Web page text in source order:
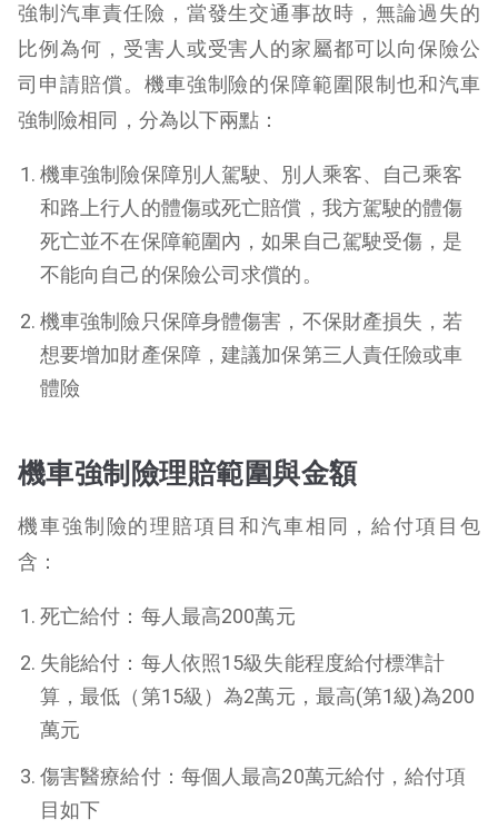
強制汽車責任險，當發生交通事故時，無論過失的
比例為何，受害人或受害人的家屬都可以向保險公
司申請賠償。機車強制險的保障範圍限制也和汽車
強制險相同，分為以下兩點：
機車強制險保障別人駕駛、別人乘客、自己乘客
和路上行人的體傷或死亡賠償，我方駕駛的體傷
死亡並不在保障範圍內，如果自己駕駛受傷，是
不能向自己的保險公司求償的。
機車強制險只保障身體傷害，不保財產損失，若
想要增加財產保障，建議加保第三人責任險或車
體險
機車強制險理賠範圍與金額
機車強制險的理賠項目和汽車相同，給付項目包
含：
死亡給付：每人最高200萬元
失能給付：每人依照15級失能程度給付標準計
算，最低（第15級）為2萬元，最高(第1級)為200
萬元
傷害醫療給付：每個人最高20萬元給付，給付項
目如下